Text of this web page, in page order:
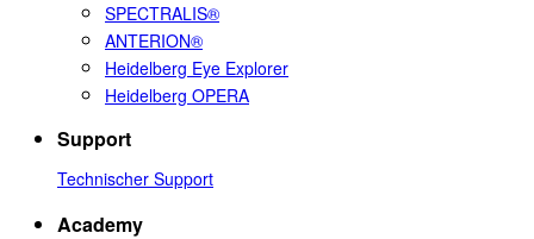
SPECTRALIS®
ANTERION®
Heidelberg Eye Explorer
Heidelberg OPERA
Support
Technischer Support
Academy